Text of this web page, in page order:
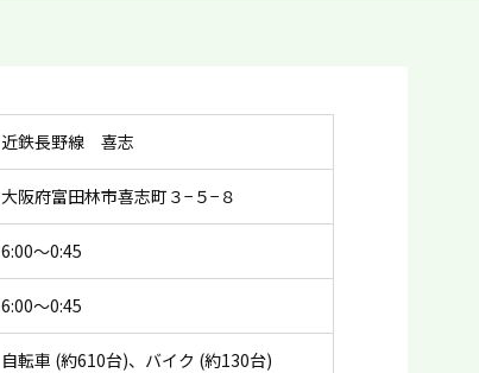
近鉄長野線 喜志
大阪府富田林市喜志町３−５−８
6:00〜0:45
6:00〜0:45
自転車 (約610台)、バイク (約130台)